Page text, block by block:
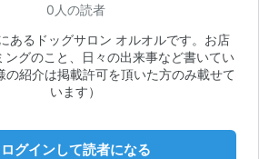
0人の読者
あるドッグサロン オルオルです。お店
ングのこと、日々の出来事など書いてい
の紹介は掲載許可を頂いた方のみ載せて
います）
ログインして読者になる